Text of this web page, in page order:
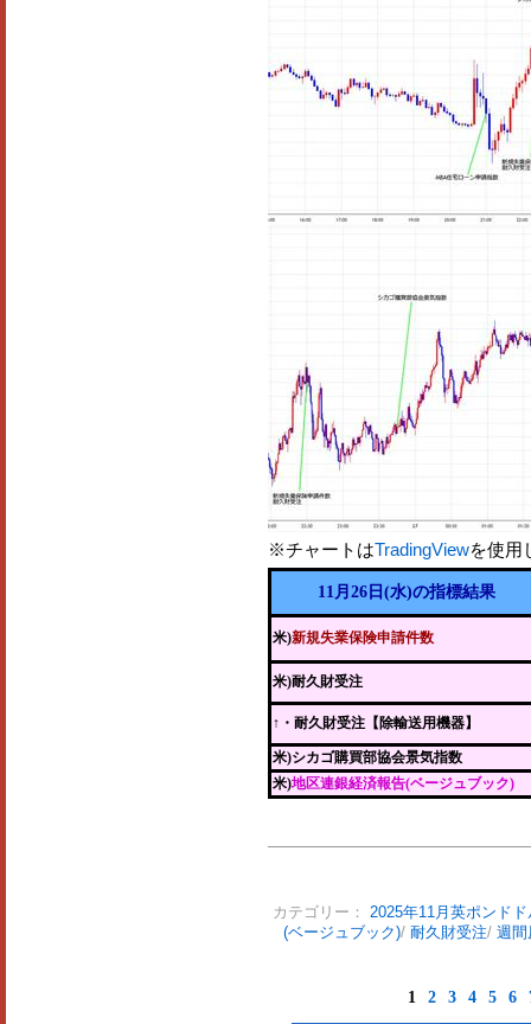
※チャートはTradingViewを使用
11月26日(水)の指標結果
米)新規失業保険申請件数
米)耐久財受注
↑ ・耐久財受注【除輸送用機器】
米)シカゴ購買部協会景気指数
米)地区連銀経済報告(ベージュブック)
カテゴリー： 2025年11月英ポンドド
(ベージュブック)/ 耐久財受注/ 週間
1 2 3 4 5 6